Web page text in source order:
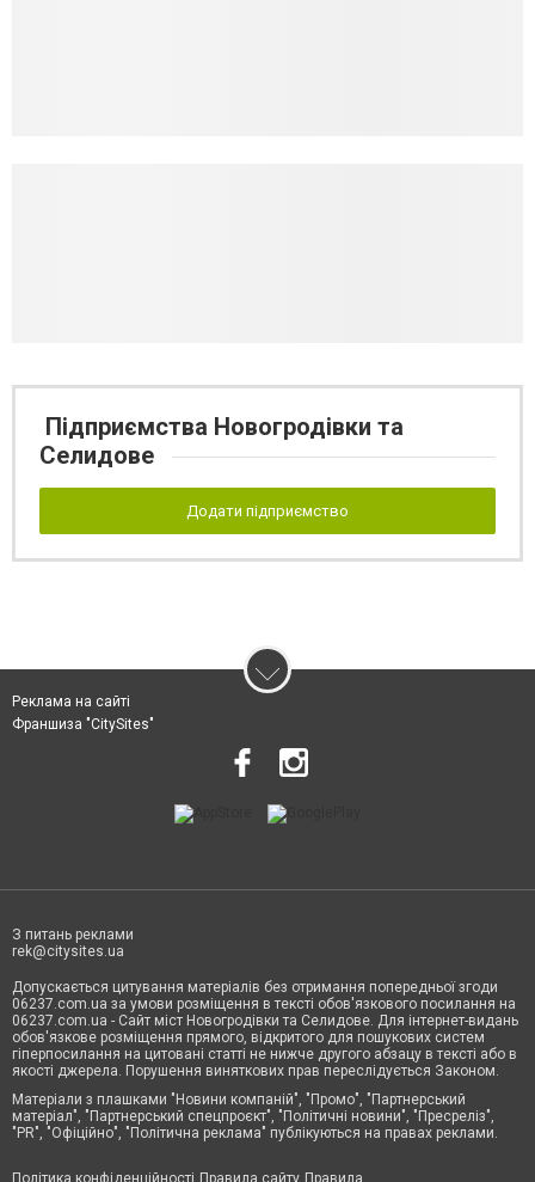
Підприємства Новогродівки та
Селидове
Додати підприємство
Реклама на сайті
Франшиза "CitySites"
З питань реклами
rek@citysites.ua
Допускається цитування матеріалів без отримання попередньої згоди
06237.com.ua за умови розміщення в тексті обов'язкового посилання на
06237.com.ua - Сайт міст Новогродівки та Селидове. Для інтернет-видань
обов'язкове розміщення прямого, відкритого для пошукових систем
гіперпосилання на цитовані статті не нижче другого абзацу в тексті або в
якості джерела. Порушення виняткових прав переслідується Законом.
Матеріали з плашками "Новини компаній", "Промо", "Партнерський
матеріал", "Партнерський спецпроєкт", "Політичні новини", "Пресреліз",
"PR", "Офіційно", "Політична реклама" публікуються на правах реклами.
Політика конфіденційності Правила сайту Правила